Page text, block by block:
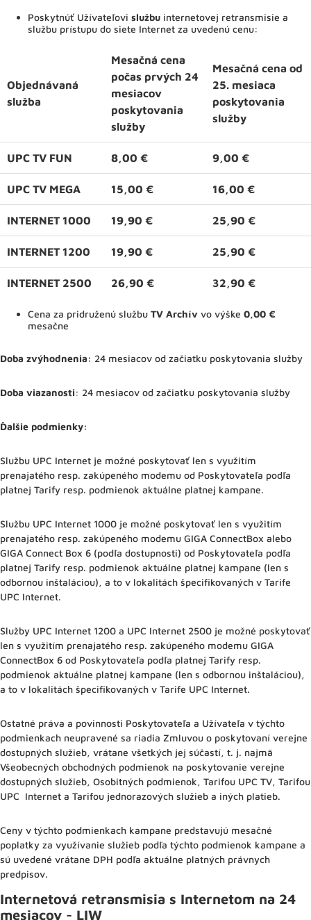
Poskytnúť Užívateľovi službu internetovej retransmisie a
službu prístupu do siete Internet za uvedenú cenu:
Objednávaná
služba
Mesačná cena
počas prvých 24
mesiacov
poskytovania
služby
Mesačná cena od
25. mesiaca
poskytovania
služby
UPC TV FUN 8,00 € 9,00 €
UPC TV MEGA 15,00 € 16,00 €
INTERNET 1000 19,90 € 25,90 €
INTERNET 1200 19,90 € 25,90 €
INTERNET 2500 26,90 € 32,90 €
Cena za pridruženú službu TV Archív vo výške 0,00 €
mesačne
Doba zvýhodnenia: 24 mesiacov od začiatku poskytovania služby
Doba viazanosti: 24 mesiacov od začiatku poskytovania služby
Ďalšie podmienky:
Službu UPC Internet je možné poskytovať len s využitím
prenajatého resp. zakúpeného modemu od Poskytovateľa podľa
platnej Tarify resp. podmienok aktuálne platnej kampane.
Službu UPC Internet 1000 je možné poskytovať len s využitím
prenajatého resp. zakúpeného modemu GIGA ConnectBox alebo
GIGA Connect Box 6 (podľa dostupnosti) od Poskytovateľa podľa
platnej Tarify resp. podmienok aktuálne platnej kampane (len s
odbornou inštaláciou), a to v lokalitách špecifikovaných v Tarife
UPC Internet.
Služby UPC Internet 1200 a UPC Internet 2500 je možné poskytovať
len s využitím prenajatého resp. zakúpeného modemu GIGA
ConnectBox 6 od Poskytovateľa podľa platnej Tarify resp.
podmienok aktuálne platnej kampane (len s odbornou inštaláciou),
a to v lokalitách špecifikovaných v Tarife UPC Internet.
Ostatné práva a povinnosti Poskytovateľa a Užívateľa v týchto
podmienkach neupravené sa riadia Zmluvou o poskytovaní verejne
dostupných služieb, vrátane všetkých jej súčastí, t. j. najmä
Všeobecných obchodných podmienok na poskytovanie verejne
dostupných služieb, Osobitných podmienok, Tarifou UPC TV, Tarifou
UPC Internet a Tarifou jednorazových služieb a iných platieb.
Ceny v týchto podmienkach kampane predstavujú mesačné
poplatky za využívanie služieb podľa týchto podmienok kampane a
sú uvedené vrátane DPH podľa aktuálne platných právnych
predpisov.
Internetová retransmisia s Internetom na 24
mesiacov - LIW